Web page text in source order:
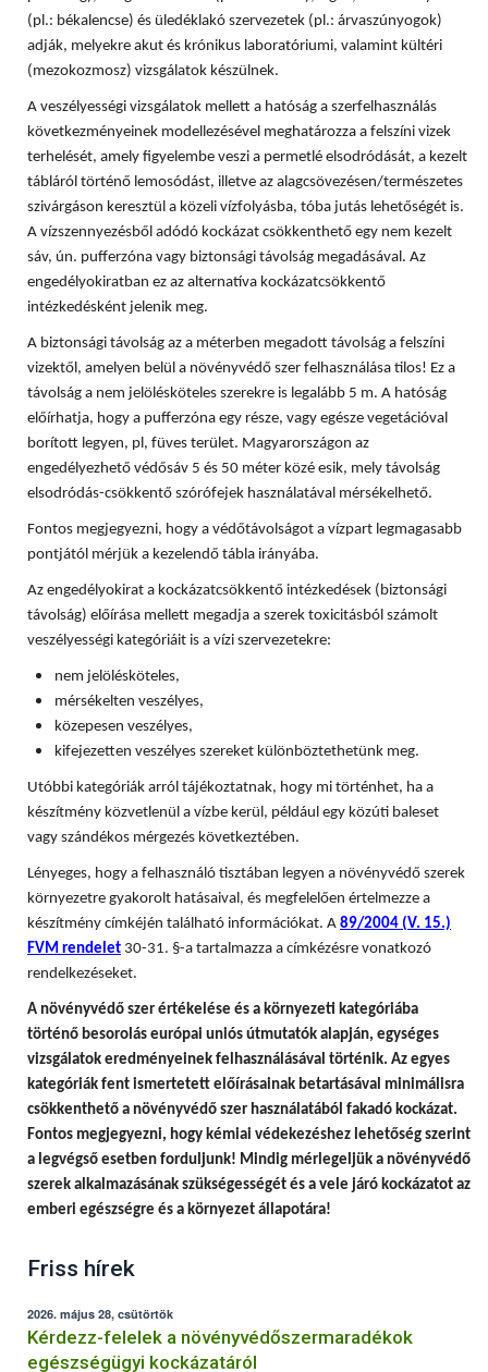
(pl.: békalencse) és üledéklakó szervezetek (pl.: árvaszúnyogok)
adják, melyekre akut és krónikus laboratóriumi, valamint kültéri
(mezokozmosz) vizsgálatok készülnek.
A veszélyességi vizsgálatok mellett a hatóság a szerfelhasználás
következményeinek modellezésével meghatározza a felszíni vizek
terhelését, amely figyelembe veszi a permetlé elsodródását, a kezelt
tábláról történő lemosódást, illetve az alagcsövezésen/természetes
szivárgáson keresztül a közeli vízfolyásba, tóba jutás lehetőségét is.
A vízszennyezésből adódó kockázat csökkenthető egy nem kezelt
sáv, ún. pufferzóna vagy biztonsági távolság megadásával. Az
engedélyokiratban ez az alternatíva kockázatcsökkentő
intézkedésként jelenik meg.
A biztonsági távolság az a méterben megadott távolság a felszíni
vizektől, amelyen belül a növényvédő szer felhasználása tilos! Ez a
távolság a nem jelölésköteles szerekre is legalább 5 m. A hatóság
előírhatja, hogy a pufferzóna egy része, vagy egésze vegetációval
borított legyen, pl, füves terület. Magyarországon az
engedélyezhető védősáv 5 és 50 méter közé esik, mely távolság
elsodródás-csökkentő szórófejek használatával mérsékelhető.
Fontos megjegyezni, hogy a védőtávolságot a vízpart legmagasabb
pontjától mérjük a kezelendő tábla irányába.
Az engedélyokirat a kockázatcsökkentő intézkedések (biztonsági
távolság) előírása mellett megadja a szerek toxicitásból számolt
veszélyességi kategóriáit is a vízi szervezetekre:
nem jelölésköteles,
mérsékelten veszélyes,
közepesen veszélyes,
kifejezetten veszélyes szereket különböztethetünk meg.
Utóbbi kategóriák arról tájékoztatnak, hogy mi történhet, ha a
készítmény közvetlenül a vízbe kerül, például egy közúti baleset
vagy szándékos mérgezés következtében.
Lényeges, hogy a felhasználó tisztában legyen a növényvédő szerek
környezetre gyakorolt hatásaival, és megfelelően értelmezze a
készítmény címkéjén található információkat. A 89/2004 (V. 15.)
FVM rendelet 30-31. §-a tartalmazza a címkézésre vonatkozó
rendelkezéseket.
A növényvédő szer értékelése és a környezeti kategóriába
történő besorolás európai uniós útmutatók alapján, egységes
vizsgálatok eredményeinek felhasználásával történik. Az egyes
kategóriák fent ismertetett előírásainak betartásával minimálisra
csökkenthető a növényvédő szer használatából fakadó kockázat.
Fontos megjegyezni, hogy kémiai védekezéshez lehetőség szerint
a legvégső esetben forduljunk! Mindig mérlegeljük a növényvédő
szerek alkalmazásának szükségességét és a vele járó kockázatot az
emberi egészségre és a környezet állapotára!
Friss hírek
2026. május 28, csütörtök
Kérdezz-felelek a növényvédőszermaradékok
egészségügyi kockázatáról